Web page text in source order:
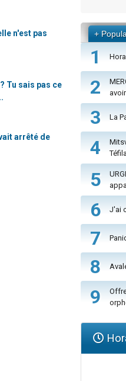
n'est pas
Tu sais pas ce
arrêté de
+
1
2
3 La
4
Téfila
5
6 J'ai
7
8
9